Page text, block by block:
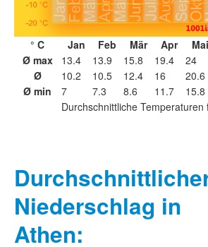
° C Jan Feb Mär Apr Mai
Durchschnittliche Temperaturen
Ø max 13.4 13.9 15.8 19.4 24
Ø
10.2 10.5 12.4 16 20.6
Ø min
7 7.3 8.6 11.7 15.8
Niederschlag in
Athen: